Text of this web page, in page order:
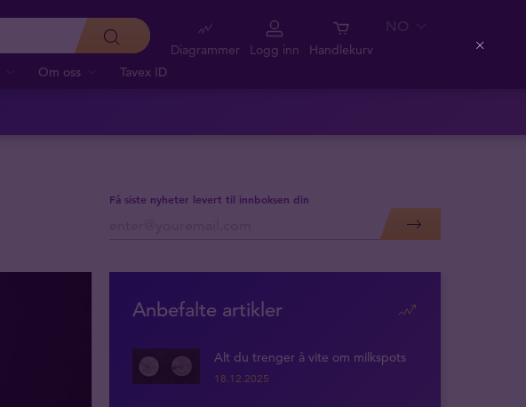
Om oss Tavex ID
Diagrammer Logg inn Handlekurv
NO
Få siste nyheter levert til innboksen din
Anbefalte artikler
Alt du trenger å vite om milkspots
18.12.2025
Close